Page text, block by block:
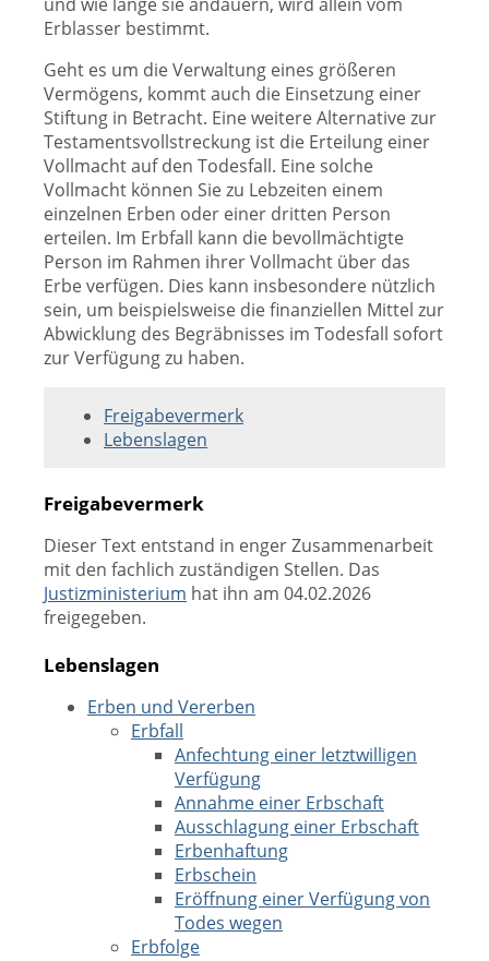
Erblasser bestimmt.
Geht es um die Verwaltung eines größeren
Vermögens, kommt auch die Einsetzung einer
Stiftung in Betracht. Eine weitere Alternative zur
Testamentsvollstreckung ist die Erteilung einer
Vollmacht auf den Todesfall. Eine solche
Vollmacht können Sie zu Lebzeiten einem
einzelnen Erben oder einer dritten Person
erteilen. Im Erbfall kann die bevollmächtigte
Person im Rahmen ihrer Vollmacht über das
Erbe verfügen. Dies kann insbesondere nützlich
sein, um beispielsweise die finanziellen Mittel zur
Abwicklung des Begräbnisses im Todesfall sofort
zur Verfügung zu haben.
Freigabevermerk
Lebenslagen
Freigabevermerk
Dieser Text entstand in enger Zusammenarbeit
mit den fachlich zuständigen Stellen. Das
Justizministerium hat ihn am 04.02.2026
freigegeben.
Lebenslagen
Erben und Vererben
Erbfall
Anfechtung einer letztwilligen
Verfügung
Annahme einer Erbschaft
Ausschlagung einer Erbschaft
Erbenhaftung
Erbschein
Eröffnung einer Verfügung von
Todes wegen
Erbfolge